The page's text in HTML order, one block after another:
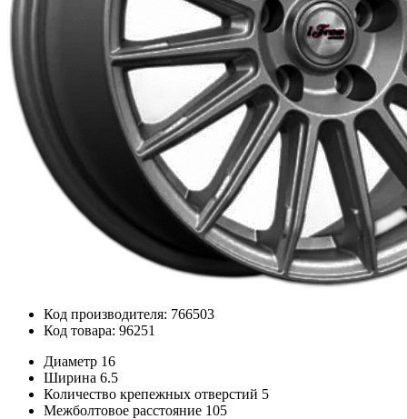
Код производителя: 766503
Код товара: 96251
Диаметр 16
Ширина 6.5
Количество крепежных отверстий 5
Межболтовое расстояние 105